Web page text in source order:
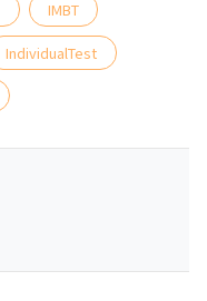
IMBT
IndividualTest